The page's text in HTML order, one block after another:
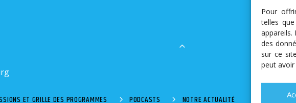
Pour
telles
des
sur ce
peut
ET GRILLE DES PROGRAMMES PODCASTS NOTRE ACTUALITÉ